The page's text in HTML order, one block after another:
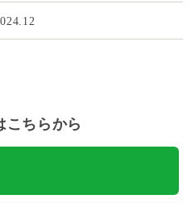
こちらから